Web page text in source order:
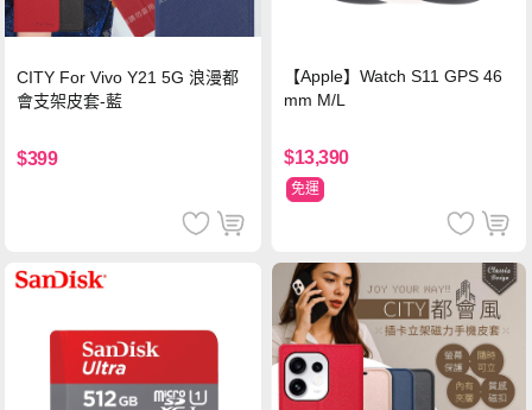
CITY For Vivo Y21 5G 浪漫都
會支架皮套-藍
$399
【Apple】Watch S11 GPS 46
mm M/L
$13,390
免運